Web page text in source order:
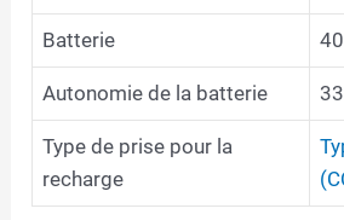
Batterie
Autonomie de la batterie
Type de prise pour la
recharge